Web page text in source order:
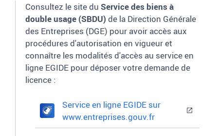
Consultez le site du Service des biens à
double usage (SBDU) de la Direction Générale
des Entreprises (DGE) pour avoir accès aux
procédures d'autorisation en vigueur et
connaître les modalités d'accès au service en
ligne EGIDE pour déposer votre demande de
licence :
Service en ligne EGIDE sur
www.entreprises.gouv.fr